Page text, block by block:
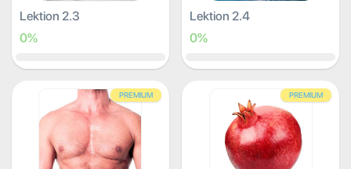
Lektion 2.3
0%
Lektion 2.4
0%
PREMIUM PREMIUM